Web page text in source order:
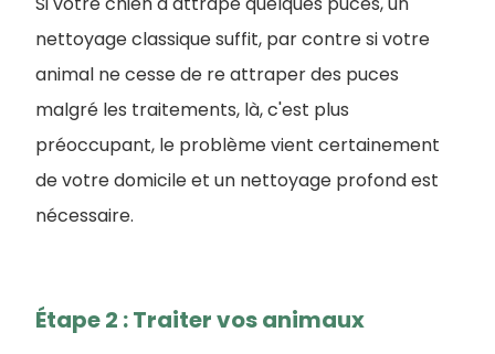
nettoyage classique suffit, par contre si votre
animal ne cesse de re attraper des puces
malgré les traitements, là, c'est plus
préoccupant, le problème vient certainement
de votre domicile et un nettoyage profond est
nécessaire.
Étape 2 : Traiter vos animaux